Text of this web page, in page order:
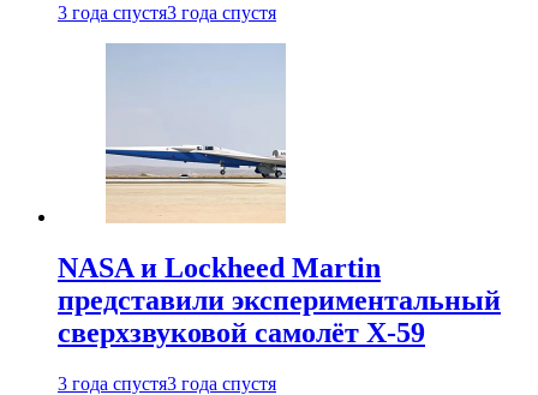
3 года спустя3 года спустя
NASA и Lockheed Martin
представили экспериментальный
сверхзвуковой самолёт X-59
3 года спустя3 года спустя